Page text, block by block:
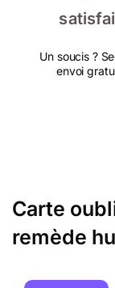
Un soucis ?
envoi
Carte
remède